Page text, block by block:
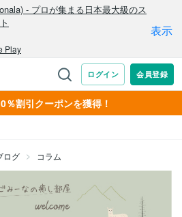
％割引クーポンを獲得！
ログ コラム